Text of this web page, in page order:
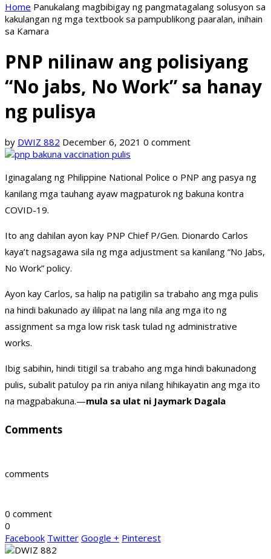
Home Panukalang magbibigay ng pangmatagalang solusyon sa
kakulangan ng mga textbook sa pampublikong paaralan, inihain
sa Kamara
PNP nilinaw ang polisiyang
“No jabs, No Work” sa hanay
ng pulisya
by DWIZ 882 December 6, 2021 0 comment
Iginagalang ng Philippine National Police o PNP ang pasya ng
kanilang mga tauhang ayaw magpaturok ng bakuna kontra
COVID-19.
Ito ang dahilan ayon kay PNP Chief P/Gen. Dionardo Carlos
kaya’t nagsagawa sila ng mga adjustment sa kanilang “No Jabs,
No Work” policy.
Ayon kay Carlos, sa halip na patigilin sa trabaho ang mga pulis
na hindi bakunado ay ililipat na lang nila ang mga ito ng
assignment sa mga low risk task tulad ng administrative
works.
Ibig sabihin, hindi titigil sa trabaho ang mga hindi bakunadong
pulis, subalit patuloy pa rin aniya nilang hihikayatin ang mga ito
na magpabakuna.—mula sa ulat ni Jaymark Dagala
Comments
comments
0 comment
0
Facebook Twitter Google + Pinterest